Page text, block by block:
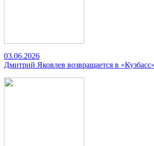
03.06.2026
Дмитрий Яковлев возвращается в «Кузбасс»